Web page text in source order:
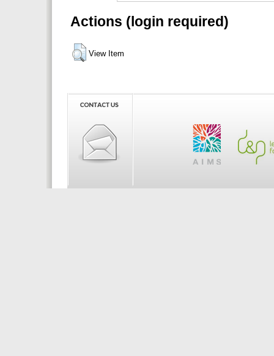
Actions (login required)
View Item